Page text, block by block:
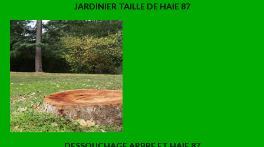
JARDINIER TAILLE DE HAIE 87